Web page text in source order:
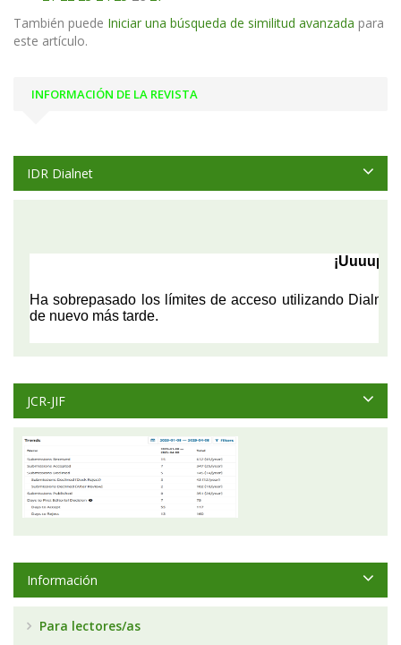
También puede Iniciar una búsqueda de similitud avanzada para
este artículo.
INFORMACIÓN DE LA REVISTA
IDR Dialnet
JCR-JIF
Información
Para lectores/as